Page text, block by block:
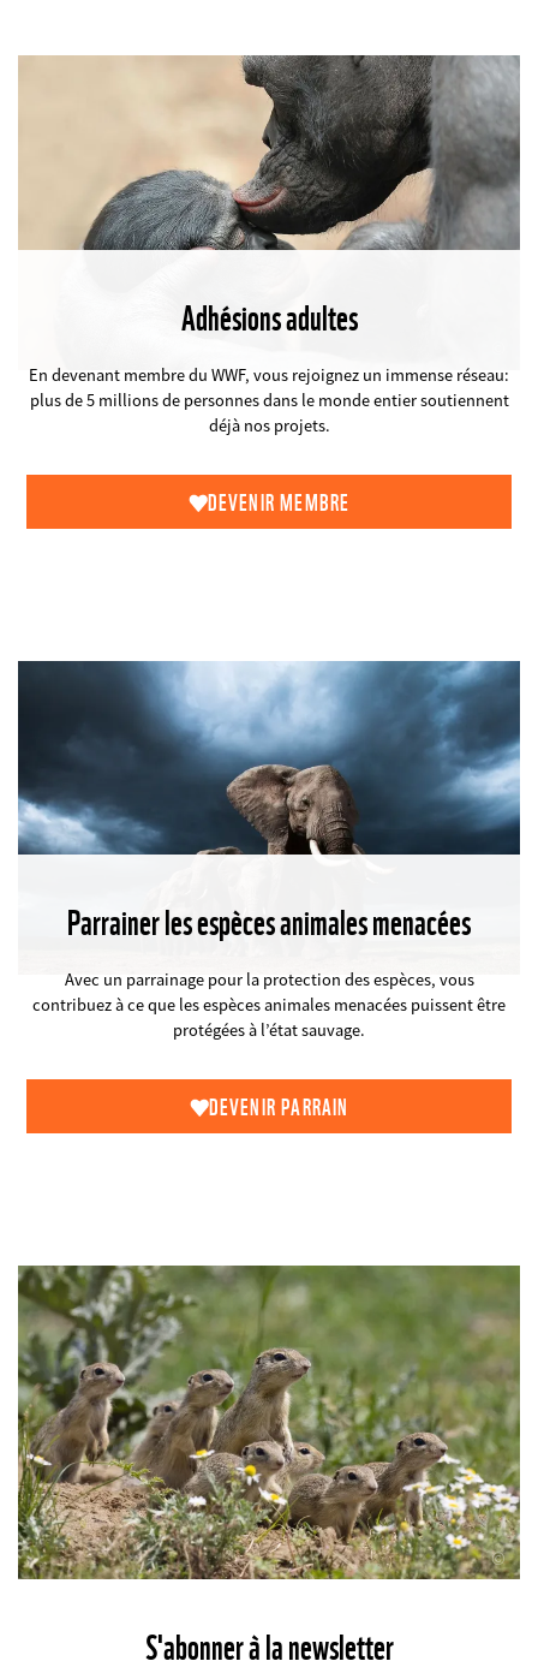
Adhésions adultes
En devenant membre du WWF, vous rejoignez un immense réseau:
plus de 5 millions de personnes dans le monde entier soutiennent
déjà nos projets.
DEVENIR MEMBRE
Parrainer les espèces animales menacées
Avec un parrainage pour la protection des espèces, vous
contribuez à ce que les espèces animales menacées puissent être
protégées à l’état sauvage.
DEVENIR PARRAIN
©
S'abonner à la newsletter